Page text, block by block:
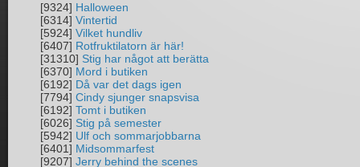
[9324] Halloween
[6314] Vintertid
[5924] Vilket hundliv
[6407] Rotfruktilatorn är här!
[31310] Stig har något att berätta
[6370] Mord i butiken
[6192] Då var det dags igen
[7794] Cindy sjunger snapsvisa
[6192] Tomt i butiken
[6026] Stig på semester
[5942] Ulf och sommarjobbarna
[6401] Midsommarfest
[9207] Jerry behind the scenes